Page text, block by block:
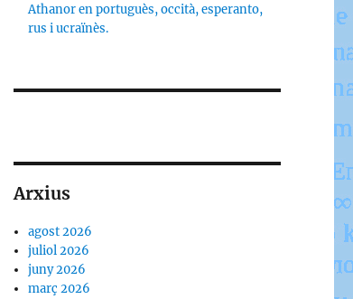
Athanor en portuguès, occità, esperanto,
rus i ucraïnès.
Arxius
agost 2026
juliol 2026
juny 2026
març 2026